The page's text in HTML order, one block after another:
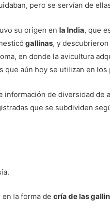
pero se servían de
su origen en la India, que
gallinas, y
en donde la avicultura
que aún hoy se utilizan en los
información de diversidad de
que se subdividen
la forma de cría de las